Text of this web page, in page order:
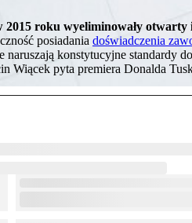
2015 roku wyeliminowały
posiadania doświadczenia
konstytucyjne standardy
Wiącek pyta premiera Donalda